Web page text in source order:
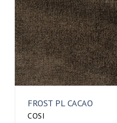
FROST PL CACAO
COSI